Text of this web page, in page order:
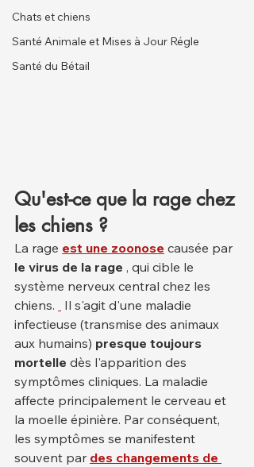
Chats et chiens
Santé Animale et Mises à Jour Régle
Santé du Bétail
Qu'est-ce que la rage chez
les chiens ?
La rage est une zoonose causée par
le virus de la rage , qui cible le
système nerveux central chez les
chiens.
Il s'agit d'une maladie
infectieuse (transmise des animaux
aux humains) presque toujours
mortelle dès l'apparition des
symptômes cliniques. La maladie
affecte principalement le cerveau et
la moelle épinière. Par conséquent,
les symptômes se manifestent
souvent par des changements de